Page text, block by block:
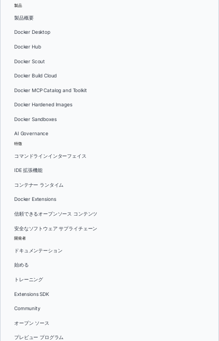
製品
製品概要
Docker Desktop
Docker Hub
Docker Scout
Docker Build Cloud
Docker MCP Catalog and Toolkit
Docker Hardened Images
Docker Sandboxes
AI Governance
特徴
コマンドラインインターフェイス
IDE 拡張機能
コンテナー ランタイム
Docker Extensions
信頼できるオープンソース コンテンツ
安全なソフトウェア サプライチェーン
開発者
ドキュメンテーション
始める
トレーニング
Extensions SDK
Community
オープン ソース
プレビュー プログラム